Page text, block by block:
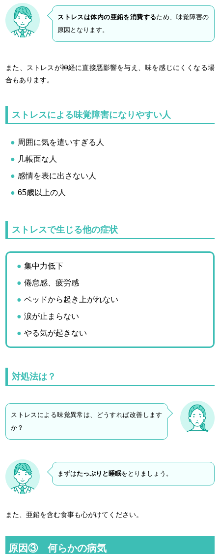
ストレスは体内の亜鉛を消費するため、味覚障害の
原因となります。
また、ストレスが神経に直接悪影響を与え、味を感じにくくなる場
合もあります。
ストレスによる味覚障害になりやすい人
周囲に気を遣いすぎる人
几帳面な人
感情を表に出さない人
65歳以上の人
ストレスで生じる他の症状
集中力低下
倦怠感、疲労感
ベッドから起き上がれない
涙が止まらない
やる気が起きない
対処法は？
ストレスによる味覚異常は、どうすれば改善します
か？
まずはたっぷりと睡眠をとりましょう。
また、亜鉛を含む食事も心がけてください。
原因③ 何らかの病気